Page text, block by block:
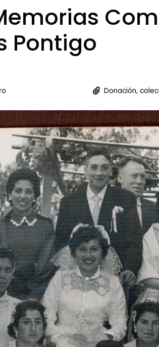
Pontigo
Donación,